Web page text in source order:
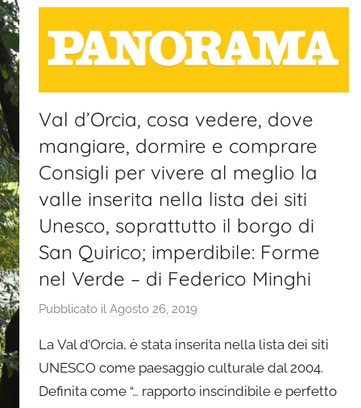
Val d’Orcia, cosa vedere, dove
mangiare, dormire e comprare
Consigli per vivere al meglio la
valle inserita nella lista dei siti
Unesco, soprattutto il borgo di
San Quirico; imperdibile: Forme
nel Verde – di Federico Minghi
Pubblicato il Agosto 26, 2019
G
a
La Val d’Orcia, è stata inserita nella lista dei siti
UNESCO come paesaggio culturale dal 2004.
Definita come “… rapporto inscindibile e perfetto